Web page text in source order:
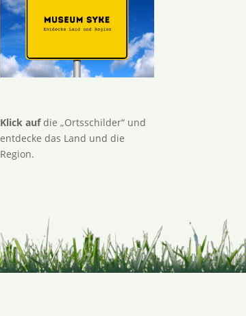
Klick aufdie „Ortsschilder“ und
entdecke das Land und die
Region.